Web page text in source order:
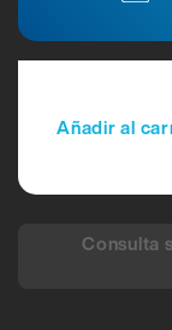
Añadir al
Consulta